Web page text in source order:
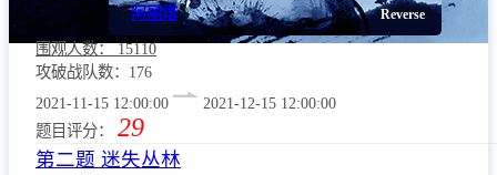
的，以体现各题之间的相对难度。因此每道题的分数都可能随着
赛事的发展会发生变化。比赛结束时的分数将决定最终比赛结
果。
2.2 计算方法
更多
Reverse
阿丽塔
围观人数：15110
攻破战队数：176
2021-11-15 12:00:00
2021-12-15 12:00:00
题目评分： 29
第二题 迷失丛林